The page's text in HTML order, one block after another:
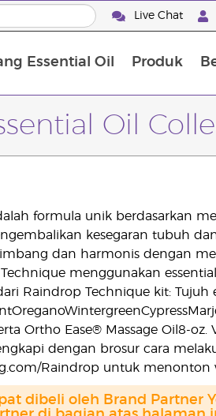
Live Chat
Essential Oil Produk
Oil
formula unik berdasarkan
kesegaran tubuh
dan harmonis dengan
menggunakan
Raindrop Technique kit: Tujuh
Ortho Ease® Massage Oil8-
dengan brosur cara
Raindrop untuk
dibeli oleh Brand Partner